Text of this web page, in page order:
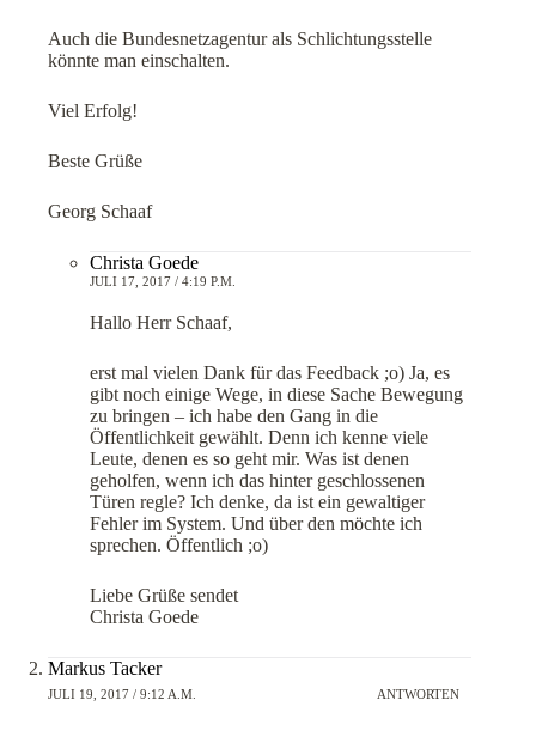
Auch die Bundesnetzagentur als Schlichtungsstelle
könnte man einschalten.
Viel Erfolg!
Beste Grüße
Georg Schaaf
Christa Goede
JULI 17, 2017 / 4:19 P.M.
Hallo Herr Schaaf,
erst mal vielen Dank für das Feedback ;o) Ja, es
gibt noch einige Wege, in diese Sache Bewegung
zu bringen – ich habe den Gang in die
Öffentlichkeit gewählt. Denn ich kenne viele
Leute, denen es so geht mir. Was ist denen
geholfen, wenn ich das hinter geschlossenen
Türen regle? Ich denke, da ist ein gewaltiger
Fehler im System. Und über den möchte ich
sprechen. Öffentlich ;o)
Liebe Grüße sendet
Christa Goede
Markus Tacker
JULI 19, 2017 / 9:12 A.M. ANTWORTEN